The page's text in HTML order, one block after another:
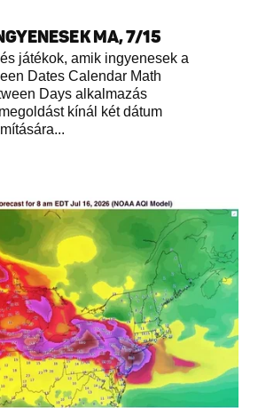
MA, 7/15
játékok, amik ingyenesek a
Dates Calendar Math
Days alkalmazás
kínál két dátum